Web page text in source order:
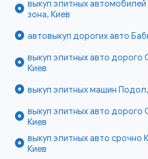
выкуп элитных
зона, Киев
автовыкуп дорогих авто
выкуп элитных авто дорого
Киев
выкуп элитных машин
выкуп элитных авто дорого
Киев
выкуп элитных авто срочно
Киев